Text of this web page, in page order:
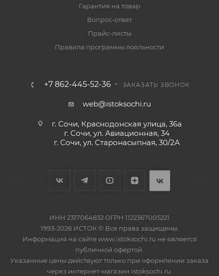
Гарантия на товар
Вопрос-ответ
Прайс-листы
Правила программы лояльности
+7 862-445-52-36 ЗАКАЗАТЬ ЗВОНОК
web@istoksochi.ru
г. Сочи, Краснодонская улица, 36а
г. Сочи, ул. Авиационная, 34
г. Сочи, ул. Старонасыпная, 30/2А
ИНН 2317064832 ОГРН 1122367005221
1993-2026 ИСТОК © Все права защищены.
Информация на сайте www.istoksochi.ru не является
публичной офертой.
Указанные цены действуют только при оформлении заказа
через интернет-магазин istoksochi.ru.